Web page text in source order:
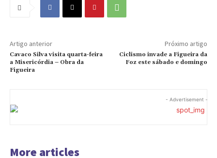
Artigo anterior
Cavaco Silva visita quarta-feira
a Misericórdia – Obra da
Figueira
Próximo artigo
Ciclismo invade a Figueira da
Foz este sábado e domingo
- Advertisement -
More articles